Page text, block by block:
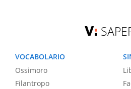
VOCABOLARIO
Ossimoro
Filantropo